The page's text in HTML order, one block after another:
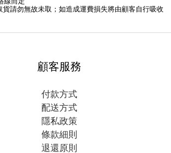
貨請勿無故未取；如造成運費損失將由顧客自行吸收
顧客服務
付款方式
配送方式
隱私政策
條款細則
退還原則